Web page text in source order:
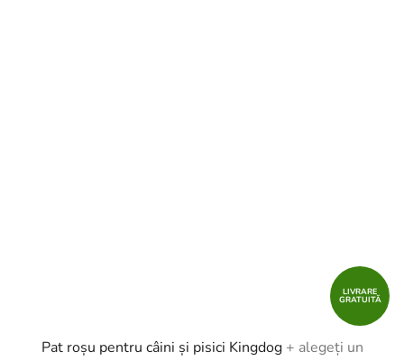
LIVRARE
GRATUITĂ
Pat roșu pentru câini și pisici Kingdog + alegeți un